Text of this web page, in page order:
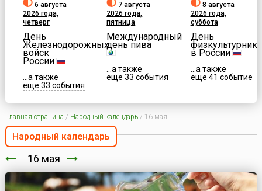
6 августа
2026 года,
четверг
День
Железнодорожных
войск
России
...а также
еще 33 события
7 августа
2026 года,
пятница
Международный
день пива
...а также
еще 33 события
8 августа
2026 года,
суббота
День
физкультурника
в России
...а также
еще 41 событие
Главная страница / Народный календарь / 16 мая
Народный календарь
16 мая